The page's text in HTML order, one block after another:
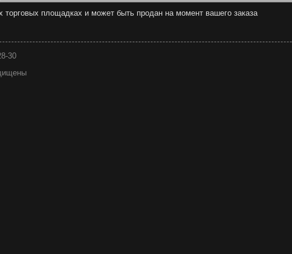
торговых площадках и может быть продан на момент вашего заказа
30